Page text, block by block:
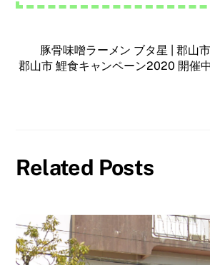
豚骨味噌ラーメン ブタ星 | 郡山
郡山市 鯉食キャンペーン2020 開催
Related Posts